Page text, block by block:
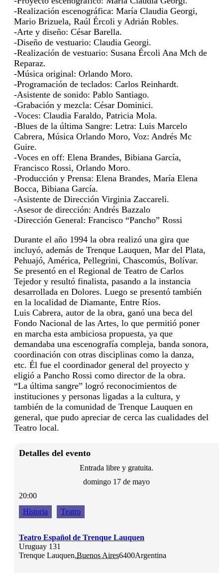
-Realización escenográfica: María Claudia Georgi,
Mario Brizuela, Raúl Ércoli y Adrián Robles.
-Arte y diseño: César Barella.
-Diseño de vestuario: Claudia Georgi.
-Realización de vestuario: Susana Ércoli Ana Mch de
Reparaz.
-Música original: Orlando Moro.
-Programación de teclados: Carlos Reinhardt.
-Asistente de sonido: Pablo Santiago.
-Grabación y mezcla: César Dominici.
-Voces: Claudia Faraldo, Patricia Mola.
-Blues de la última Sangre: Letra: Luis Marcelo
Cabrera, Música Orlando Moro, Voz: Andrés Mc
Guire.
-Voces en off: Elena Brandes, Bibiana García,
Francisco Rossi, Orlando Moro.
-Producción y Prensa: Elena Brandes, María Elena
Bocca, Bibiana García.
-Asistente de Dirección Virginia Zaccareli.
-Asesor de dirección: Andrés Bazzalo
-Dirección General: Francisco “Pancho” Rossi
Durante el año 1994 la obra realizó una gira que
incluyó, además de Trenque Lauquen, Mar del Plata,
Pehuajó, América, Pellegrini, Chascomús, Bolívar.
Se presentó en el Regional de Teatro de Carlos
Tejedor y resultó finalista, pasando a la instancia
desarrollada en Dolores. Luego se presentó también
en la localidad de Diamante, Entre Ríos.
Luis Cabrera, autor de la obra, ganó una beca del
Fondo Nacional de las Artes, lo que permitió poner
en marcha esta ambiciosa propuesta, ya que
demandaba una escenografía compleja, banda sonora,
coordinación con otras disciplinas como la danza,
etc. Él fue el coordinador general del proyecto y
eligió a Pancho Rossi como director de la obra.
“La última sangre” logró reconocimientos de
instituciones y personas ligadas a la cultura, y
también de la comunidad de Trenque Lauquen en
general, que pudo apreciar de cerca las cualidades del
Teatro local.
Detalles del evento
Entrada libre y gratuita.
domingo 17 de mayo
20:00
Historia
Teatro
Teatro Español de Trenque Lauquen
Uruguay 131
Trenque Lauquen,Buenos Aires6400Argentina